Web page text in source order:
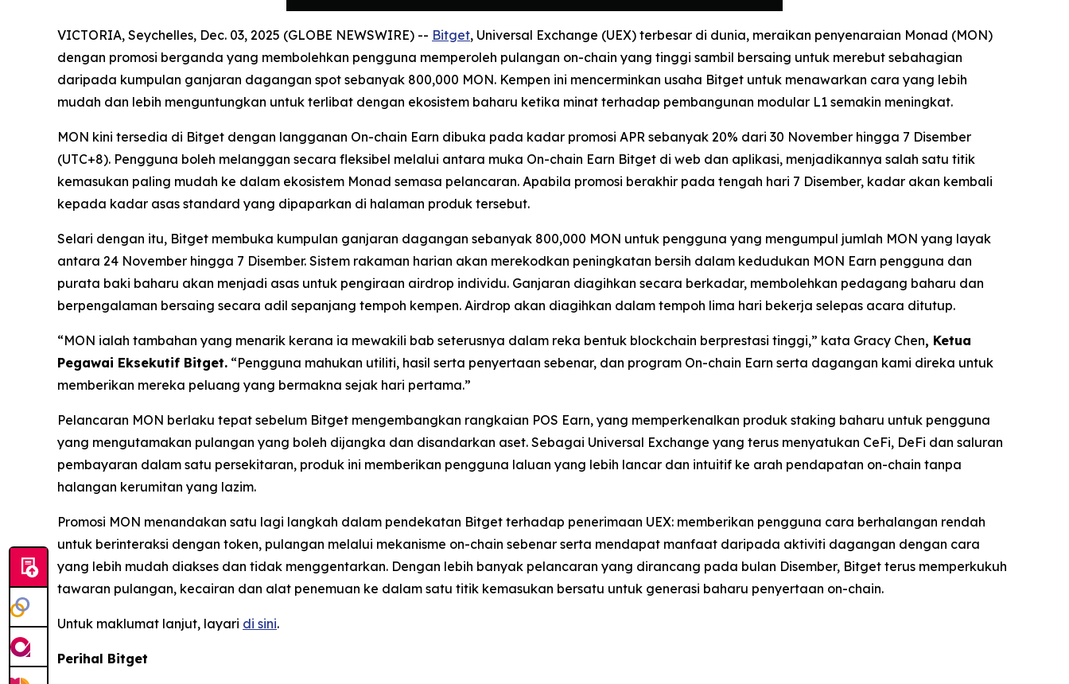
VICTORIA, Seychelles, Dec. 03, 2025 (GLOBE NEWSWIRE) -- Bitget, Universal Exchange (UEX) terbesar di dunia, meraikan penyenaraian Monad (MON)
dengan promosi berganda yang membolehkan pengguna memperoleh pulangan on-chain yang tinggi sambil bersaing untuk merebut sebahagian
daripada kumpulan ganjaran dagangan spot sebanyak 800,000 MON. Kempen ini mencerminkan usaha Bitget untuk menawarkan cara yang lebih
mudah dan lebih menguntungkan untuk terlibat dengan ekosistem baharu ketika minat terhadap pembangunan modular L1 semakin meningkat.
MON kini tersedia di Bitget dengan langganan On-chain Earn dibuka pada kadar promosi APR sebanyak 20% dari 30 November hingga 7 Disember
(UTC+8). Pengguna boleh melanggan secara fleksibel melalui antara muka On-chain Earn Bitget di web dan aplikasi, menjadikannya salah satu titik
kemasukan paling mudah ke dalam ekosistem Monad semasa pelancaran. Apabila promosi berakhir pada tengah hari 7 Disember, kadar akan kembali
kepada kadar asas standard yang dipaparkan di halaman produk tersebut.
Selari dengan itu, Bitget membuka kumpulan ganjaran dagangan sebanyak 800,000 MON untuk pengguna yang mengumpul jumlah MON yang layak
antara 24 November hingga 7 Disember. Sistem rakaman harian akan merekodkan peningkatan bersih dalam kedudukan MON Earn pengguna dan
purata baki baharu akan menjadi asas untuk pengiraan airdrop individu. Ganjaran diagihkan secara berkadar, membolehkan pedagang baharu dan
berpengalaman bersaing secara adil sepanjang tempoh kempen. Airdrop akan diagihkan dalam tempoh lima hari bekerja selepas acara ditutup.
“MON ialah tambahan yang menarik kerana ia mewakili bab seterusnya dalam reka bentuk blockchain berprestasi tinggi,” kata Gracy Chen, Ketua
Pegawai Eksekutif Bitget. “Pengguna mahukan utiliti, hasil serta penyertaan sebenar, dan program On-chain Earn serta dagangan kami direka untuk
memberikan mereka peluang yang bermakna sejak hari pertama.”
Pelancaran MON berlaku tepat sebelum Bitget mengembangkan rangkaian POS Earn, yang memperkenalkan produk staking baharu untuk pengguna
yang mengutamakan pulangan yang boleh dijangka dan disandarkan aset. Sebagai Universal Exchange yang terus menyatukan CeFi, DeFi dan saluran
pembayaran dalam satu persekitaran, produk ini memberikan pengguna laluan yang lebih lancar dan intuitif ke arah pendapatan on-chain tanpa
halangan kerumitan yang lazim.
Promosi MON menandakan satu lagi langkah dalam pendekatan Bitget terhadap penerimaan UEX: memberikan pengguna cara berhalangan rendah
untuk berinteraksi dengan token, pulangan melalui mekanisme on-chain sebenar serta mendapat manfaat daripada aktiviti dagangan dengan cara
yang lebih mudah diakses dan tidak menggentarkan. Dengan lebih banyak pelancaran yang dirancang pada bulan Disember, Bitget terus memperkukuh
tawaran pulangan, kecairan dan alat penemuan ke dalam satu titik kemasukan bersatu untuk generasi baharu penyertaan on-chain.
Untuk maklumat lanjut, layari di sini.
Perihal Bitget